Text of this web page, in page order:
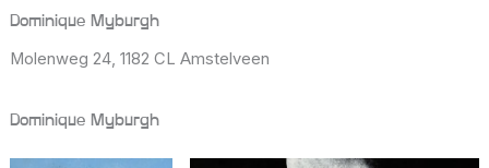
Dominique Myburgh
Molenweg 24, 1182 CL Amstelveen
Dominique Myburgh